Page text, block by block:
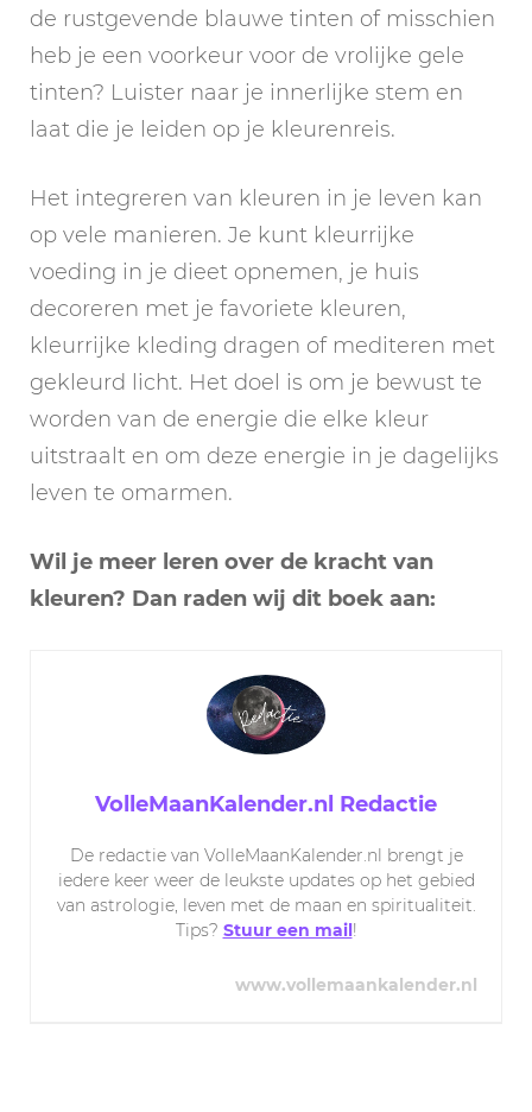
de rustgevende blauwe tinten of misschien
heb je een voorkeur voor de vrolijke gele
tinten? Luister naar je innerlijke stem en
laat die je leiden op je kleurenreis.
Het integreren van kleuren in je leven kan
op vele manieren. Je kunt kleurrijke
voeding in je dieet opnemen, je huis
decoreren met je favoriete kleuren,
kleurrijke kleding dragen of mediteren met
gekleurd licht. Het doel is om je bewust te
worden van de energie die elke kleur
uitstraalt en om deze energie in je dagelijks
leven te omarmen.
Wil je meer leren over de kracht van
kleuren? Dan raden wij dit boek aan:
VolleMaanKalender.nl Redactie
De redactie van VolleMaanKalender.nl brengt je
iedere keer weer de leukste updates op het gebied
van astrologie, leven met de maan en spiritualiteit.
Tips? Stuur een mail!
www.vollemaankalender.nl